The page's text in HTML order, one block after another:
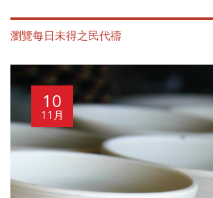
瀏覽每日未得之民代禱
10
11月